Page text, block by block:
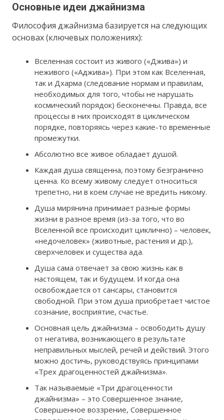
Основные идеи джайнизма
Философия джайнизма базируется на следующих
основах (ключевых положениях):
Вселенная состоит из живого («Джива») и
неживого («Аджива»). При этом как Вселенная,
так и Дхарма (следование нормам и правилам,
необходимых для того, чтобы не нарушать
космический порядок) бесконечны. Правда, все
процессы в них происходят в циклическом
порядке, повторяясь через какие-то временные
промежутки.
Абсолютно все живое обладает душой.
Каждая душа священна, поэтому безгранично
ценна. Ко всему живому следует относиться
трепетно, ни в коем случае не вредить никому.
Душа мирянина принимает разные формы
жизни в разное время (из-за того, что во
Вселенной все происходит циклично) – человек,
«недочеловек» (животные, растения и др.),
сверхчеловек и существа ада.
Душа сама отвечает за свою жизнь как в
настоящем, так и будущем. И когда она
освобождается от сансары, становится
свободной. При этом душа приобретает чистое
сознание, восприятие, счастье.
Основная цель джайнизма – освободить душу
от негатива, возникающего в результате
неправильных мыслей, речей и действий. Этого
можно достичь, руководствуясь принципами
«Трех драгоценностей джайнизма».
Так называемые «Три драгоценности
джайнизма» – это Совершенное знание,
Совершенное воззрение, Совершенное